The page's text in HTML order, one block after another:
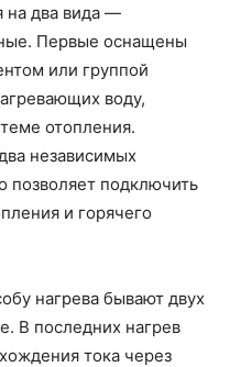
на два вида —
Первые оснащены
или группой
воду,
отопления.
независимых
позволяет подключить
и горячего
нагрева бывают двух
В последних нагрев
тока через